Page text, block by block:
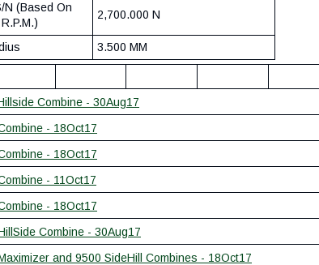
N (Based On
2,700.000 N
3.500 MM
Combine - 30Aug17
- 18Oct17
- 18Oct17
- 11Oct17
- 18Oct17
Combine - 30Aug17
and 9500 SideHill Combines - 18Oct17